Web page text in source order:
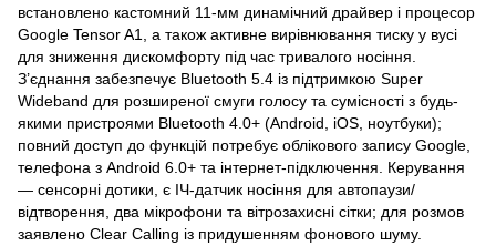
встановлено кастомний 11-мм динамічний драйвер і процесор
Google Tensor A1, а також активне вирівнювання тиску у вусі
для зниження дискомфорту під час тривалого носіння.
З’єднання забезпечує Bluetooth 5.4 із підтримкою Super
Wideband для розширеної смуги голосу та сумісності з будь-
якими пристроями Bluetooth 4.0+ (Android, iOS, ноутбуки);
повний доступ до функцій потребує облікового запису Google,
телефона з Android 6.0+ та інтернет-підключення. Керування
— сенсорні дотики, є ІЧ-датчик носіння для автопаузи/
відтворення, два мікрофони та вітрозахисні сітки; для розмов
заявлено Clear Calling із придушенням фонового шуму.